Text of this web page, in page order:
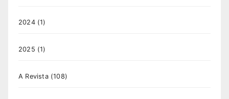
2024(1)
2025 (1)
A Revista(108)